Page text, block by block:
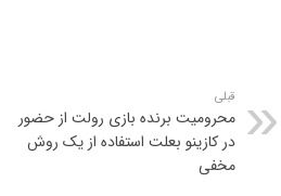
قبلی
محرومیت برنده بازی رولت از حضور
در کازینو بعلت استفاده از یک روش
مخفی